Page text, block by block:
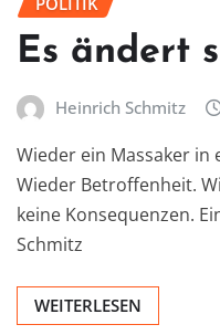
Es ändert
Heinrich Schmitz
Wieder ein Massaker in
Wieder Betroffenheit.
keine Konsequenzen.
Schmitz
WEITERLESEN